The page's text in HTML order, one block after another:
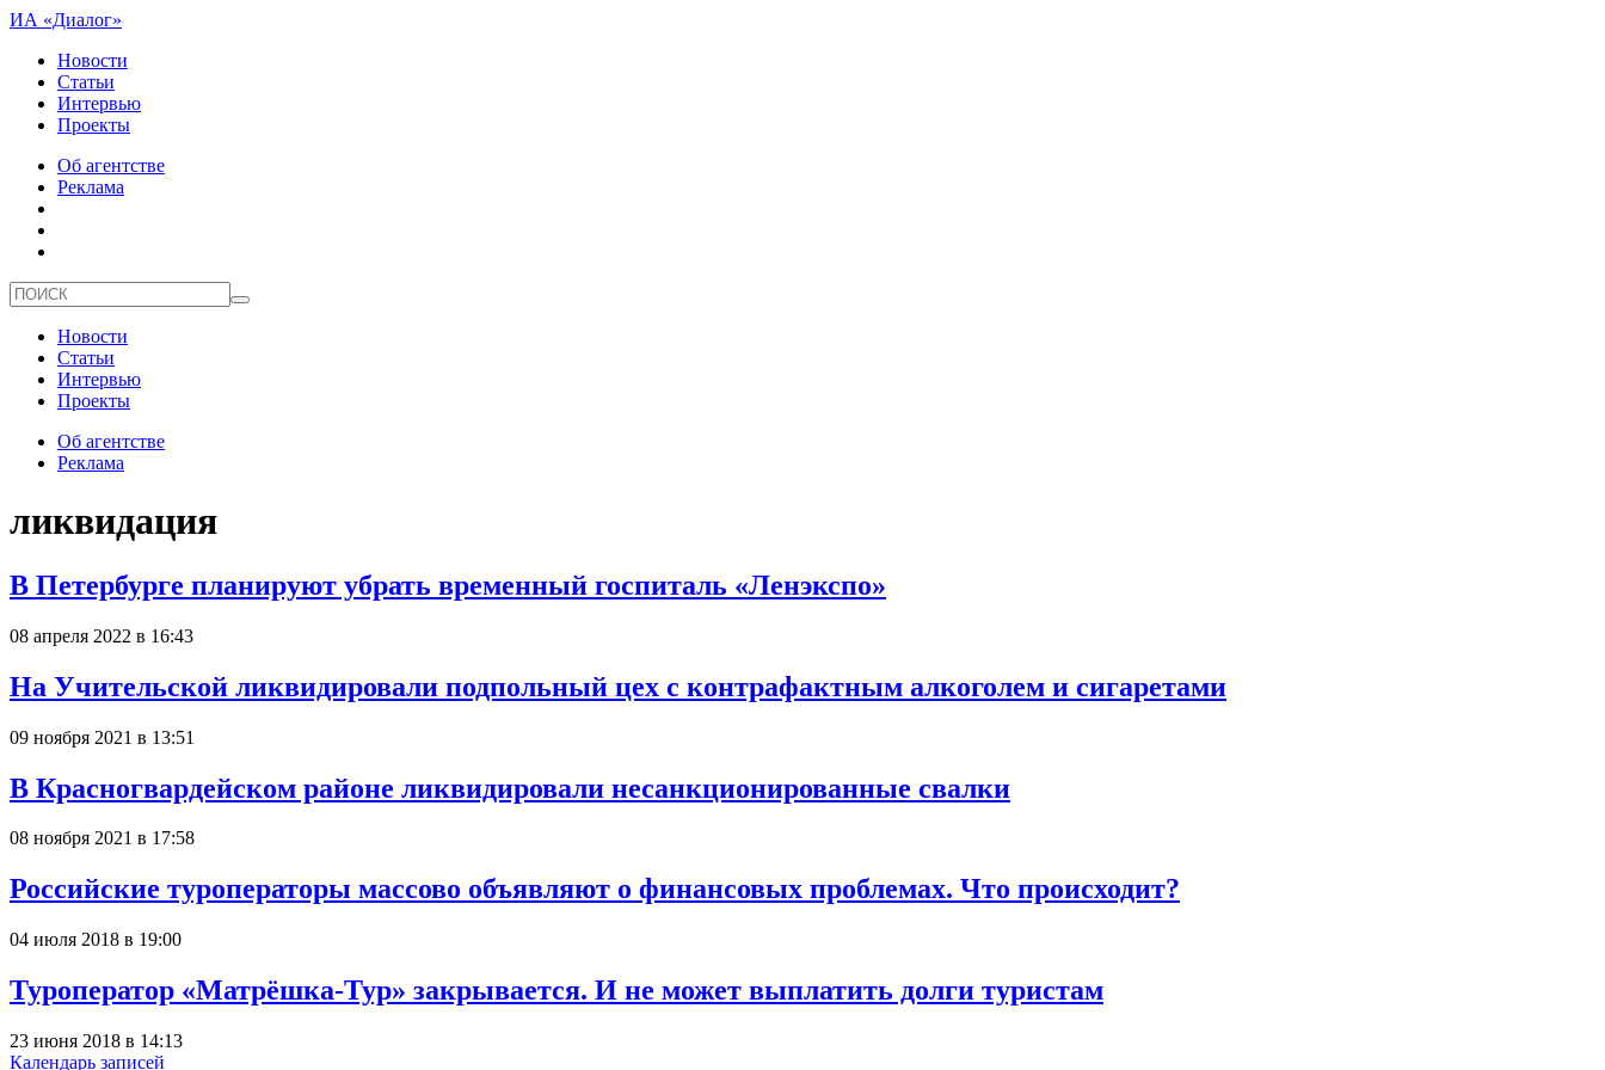
ИА «Диалог»
Новости
Статьи
Интервью
Проекты
Об агентстве
Реклама
Новости
Статьи
Интервью
Проекты
Об агентстве
Реклама
ликвидация
В Петербурге планируют убрать временный госпиталь «Ленэкспо»
08 апреля 2022 в 16:43
На Учительской ликвидировали подпольный цех с контрафактным алкоголем и сигаретами
09 ноября 2021 в 13:51
В Красногвардейском районе ликвидировали несанкционированные свалки
08 ноября 2021 в 17:58
Российские туроператоры массово объявляют о финансовых проблемах. Что происходит?
04 июля 2018 в 19:00
Туроператор «Матрёшка-Тур» закрывается. И не может выплатить долги туристам
23 июня 2018 в 14:13
Календарь записей